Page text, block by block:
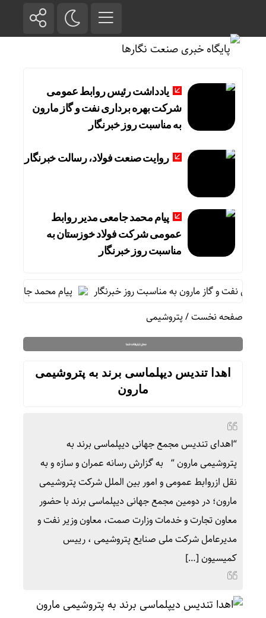
یادداشت رئیس روابط عمومی
شرکت بهره برداری نفت و گاز مارون
به مناسبت روز خبرنگار
روایت صنعت فولاد،‌ رسالت خبرنگار
پیام محمد جامعی مدیر روابط
عمومی شرکت فولاد خوزستان به
مناسبت روز خبرنگار
نفت و گاز مارون به مناسبت روز خبرنگار
پیام محمد جامعی
صفحه نخست/پتروشیمی
اهدا تندیس دیپلماسی برند به پتروشیمی
مارون
“اهدای تندیس مجمع جهانی دیپلماسی برند به
پتروشیمی مارون “ به گزارش رسانه عمران و سازه و به
نقل ازروابط عمومی و امور بین الملل شرکت پتروشیمی
مارون؛ در دومین مجمع جهانی دیپلماسی برند با حضور
معاون تجارت و خدمات وزارت صمت، معاون وزیر نفت و
مدیرعامل شرکت ملی صنایع پتروشیمی ، رییس
کمیسیون […]